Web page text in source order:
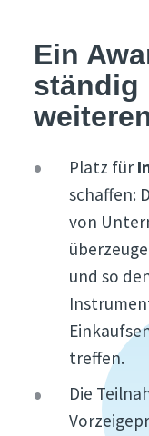
Ein
ständig
Platz für
schaffen:
von
und so
treffen.
Die